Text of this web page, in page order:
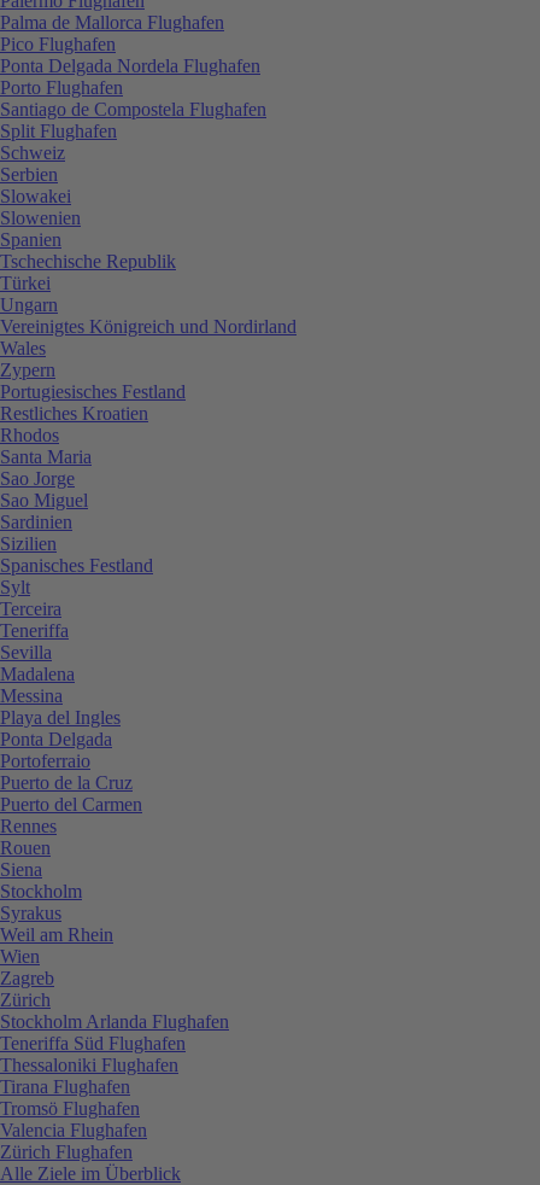
Palma de Mallorca Flughafen
Pico Flughafen
Ponta Delgada Nordela Flughafen
Porto Flughafen
Santiago de Compostela Flughafen
Split Flughafen
Schweiz
Serbien
Slowakei
Slowenien
Spanien
Tschechische Republik
Türkei
Ungarn
Vereinigtes Königreich und Nordirland
Wales
Zypern
Portugiesisches Festland
Restliches Kroatien
Rhodos
Santa Maria
Sao Jorge
Sao Miguel
Sardinien
Sizilien
Spanisches Festland
Sylt
Terceira
Teneriffa
Sevilla
Madalena
Messina
Playa del Ingles
Ponta Delgada
Portoferraio
Puerto de la Cruz
Puerto del Carmen
Rennes
Rouen
Siena
Stockholm
Syrakus
Weil am Rhein
Wien
Zagreb
Zürich
Stockholm Arlanda Flughafen
Teneriffa Süd Flughafen
Thessaloniki Flughafen
Tirana Flughafen
Tromsö Flughafen
Valencia Flughafen
Zürich Flughafen
Alle Ziele im Überblick